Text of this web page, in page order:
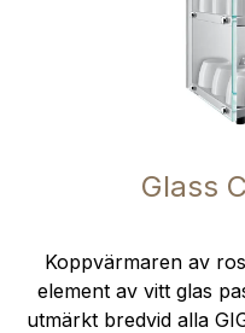
Glass
Koppvärmaren av
element av vitt glas
utmärkt bredvid alla